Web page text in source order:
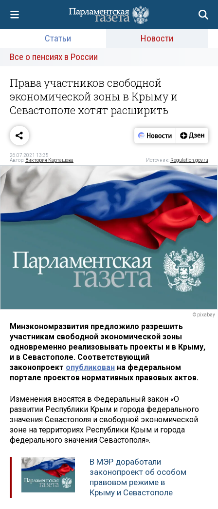
Статьи
Новости
Все о пенсиях в России
Права участников свободной
экономической зоны в Крыму и
Севастополе хотят расширить
26.07.2021 13:35
Автор: Виктория Карташева Источник: Regulation.gov.ru
© pixabay
Минэкономразвития предложило разрешить
участникам свободной экономической зоны
одновременно реализовывать проекты и в Крыму,
и в Севастополе. Соответствующий
законопроект опубликован на федеральном
портале проектов нормативных правовых актов.
Изменения вносятся в Федеральный закон «О
развитии Республики Крым и города федерального
значения Севастополя и свободной экономической
зоне на территориях Республики Крым и города
федерального значения Севастополя».
В МЭР доработали
законопроект об особом
правовом режиме в
Крыму и Севастополе